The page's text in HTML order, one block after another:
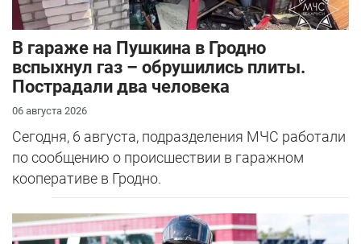
В гараже на Пушкина в Гродно
вспыхнул газ – обрушились плиты.
Пострадали два человека
06 августа 2026
Сегодня, 6 августа, подразделения МЧС работали
по сообщению о происшествии в гаражном
кооперативе в Гродно.